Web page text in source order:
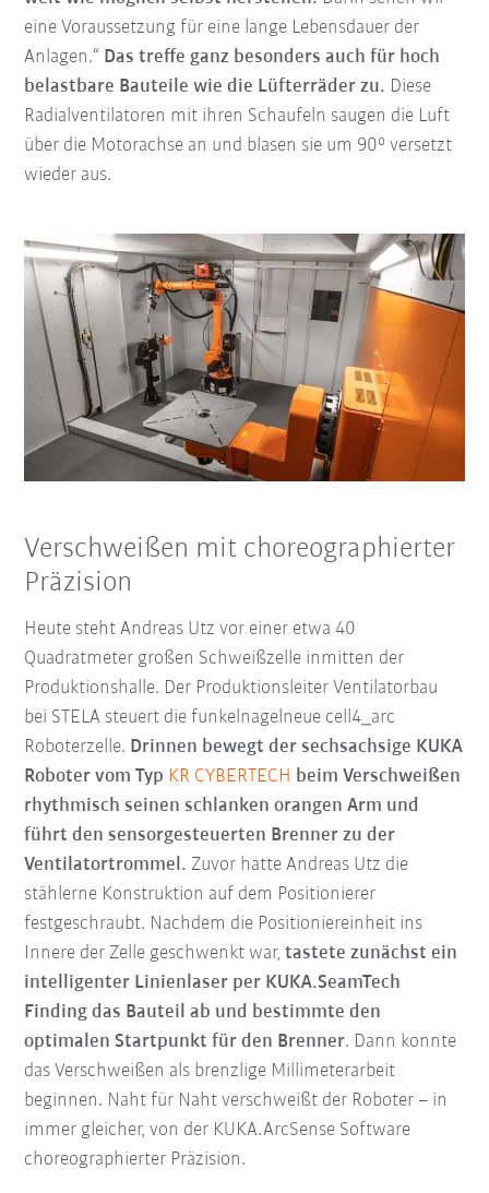
eine Voraussetzung für eine lange Lebensdauer der
Anlagen.“ Das treffe ganz besonders auch für hoch
belastbare Bauteile wie die Lüfterräder zu. Diese
Radialventilatoren mit ihren Schaufeln saugen die Luft
über die Motorachse an und blasen sie um 90° versetzt
wieder aus.
Verschweißen mit choreographierter
Präzision
Heute steht Andreas Utz vor einer etwa 40
Quadratmeter großen Schweißzelle inmitten der
Produktionshalle. Der Produktionsleiter Ventilatorbau
bei STELA steuert die funkelnagelneue cell4_arc
Roboterzelle. Drinnen bewegt der sechsachsige KUKA
Roboter vom Typ KR CYBERTECH beim Verschweißen
rhythmisch seinen schlanken orangen Arm und
führt den sensorgesteuerten Brenner zu der
Ventilatortrommel. Zuvor hatte Andreas Utz die
stählerne Konstruktion auf dem Positionierer
festgeschraubt. Nachdem die Positioniereinheit ins
Innere der Zelle geschwenkt war,tastete zunächst ein
intelligenter Linienlaser per KUKA.SeamTech
Finding das Bauteil ab und bestimmte den
optimalen Startpunkt für den Brenner. Dann konnte
das Verschweißen als brenzlige Millimeterarbeit
beginnen. Naht für Naht verschweißt der Roboter – in
immer gleicher, von der KUKA.ArcSense Software
choreographierter Präzision.